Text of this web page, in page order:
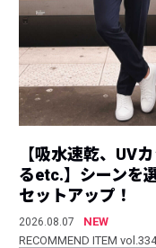
【吸水速乾、UV
るetc.】シーンを
セットアップ！
2026.08.07
NEW
RECOMMEND ITEM vol.334